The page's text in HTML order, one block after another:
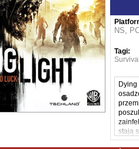
NS,
Tagi:
stają
są